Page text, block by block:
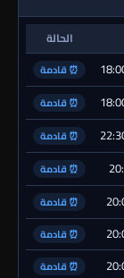
الحالة
⏰ قادمة
⏰ قادمة
⏰ قادمة
⏰ قادمة
⏰ قادمة
⏰ قادمة
⏰ قادمة